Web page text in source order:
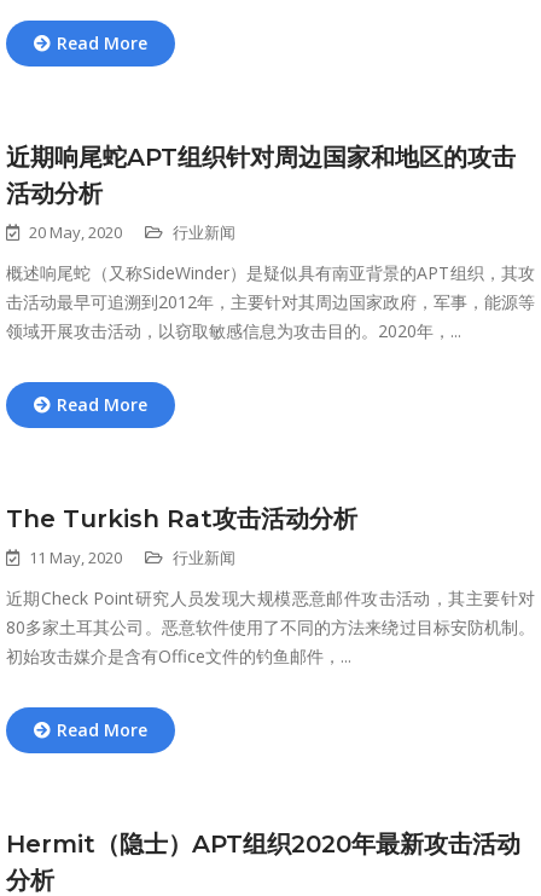
Read More
近期响尾蛇APT组织针对周边国家和地区的攻击
活动分析
20 May, 2020 行业新闻
概述响尾蛇（又称SideWinder）是疑似具有南亚背景的APT组织，其攻
击活动最早可追溯到2012年，主要针对其周边国家政府，军事，能源等
领域开展攻击活动，以窃取敏感信息为攻击目的。2020年，...
Read More
The Turkish Rat攻击活动分析
11 May, 2020 行业新闻
近期Check Point研究人员发现大规模恶意邮件攻击活动，其主要针对
80多家土耳其公司。恶意软件使用了不同的方法来绕过目标安防机制。
初始攻击媒介是含有Office文件的钓鱼邮件，...
Read More
Hermit（隐士）APT组织2020年最新攻击活动
分析